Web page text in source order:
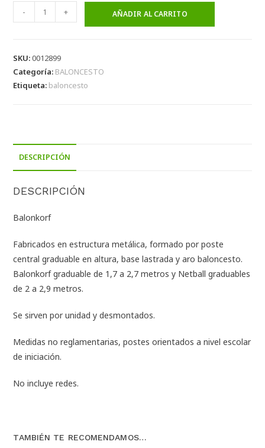
- + AÑADIR AL CARRITO
SKU:0012899
Categoría: BALONCESTO
Etiqueta: baloncesto
DESCRIPCIÓN
DESCRIPCIÓN
Balonkorf
Fabricados en estructura metálica, formado por poste
central graduable en altura, base lastrada y aro baloncesto.
Balonkorf graduable de 1,7 a 2,7 metros y Netball graduables
de 2 a 2,9 metros.
Se sirven por unidad y desmontados.
Medidas no reglamentarias, postes orientados a nivel escolar
de iniciación.
No incluye redes.
TAMBIÉN TE RECOMENDAMOS…